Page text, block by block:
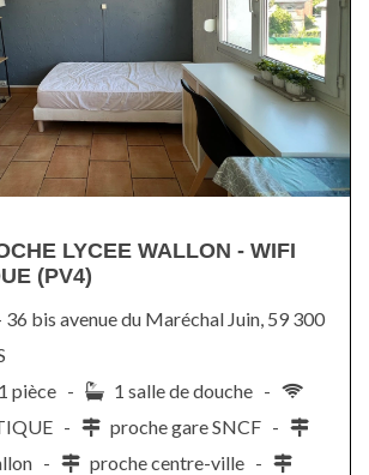
LYCEE WALLON - WIFI
(PV4)
36 bis avenue du Maréchal Juin, 59 300
1 pièce -
1 salle de douche -
-
proche gare SNCF -
-
proche centre-ville -